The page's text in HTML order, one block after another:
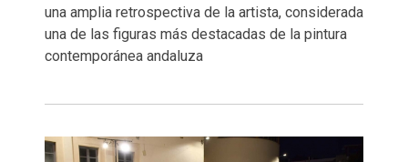
una amplia retrospectiva de la artista, considerada
una de las figuras más destacadas de la pintura
contemporánea andaluza